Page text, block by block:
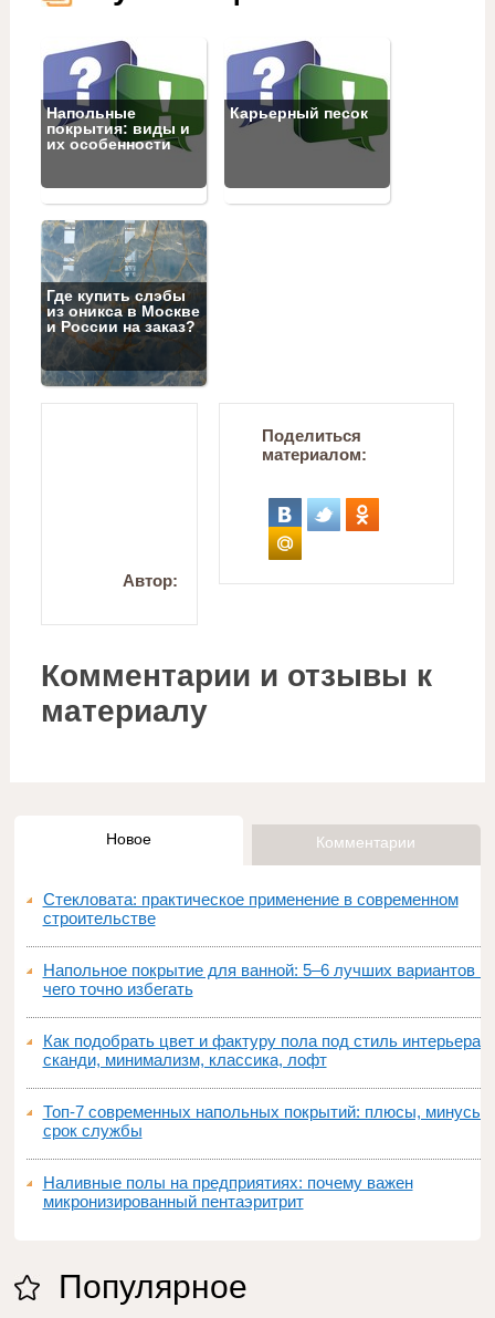
Напольные
покрытия: виды и
их особенности
Карьерный песок
Где купить слэбы
из оникса в Москве
и России на заказ?
Автор:
Поделиться
материалом:
Комментарии и отзывы к
материалу
Новое Комментарии
Стекловата: практическое применение в современном
строительстве
Напольное покрытие для ванной: 5–6 лучших вариантов и
чего точно избегать
Как подобрать цвет и фактуру пола под стиль интерьера:
сканди, минимализм, классика, лофт
Топ‑7 современных напольных покрытий: плюсы, минусы,
срок службы
Наливные полы на предприятиях: почему важен
микронизированный пентаэритрит
Популярное